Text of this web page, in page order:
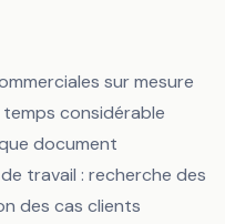
sur mesure
considérable
document
travail : recherche des
des cas clients